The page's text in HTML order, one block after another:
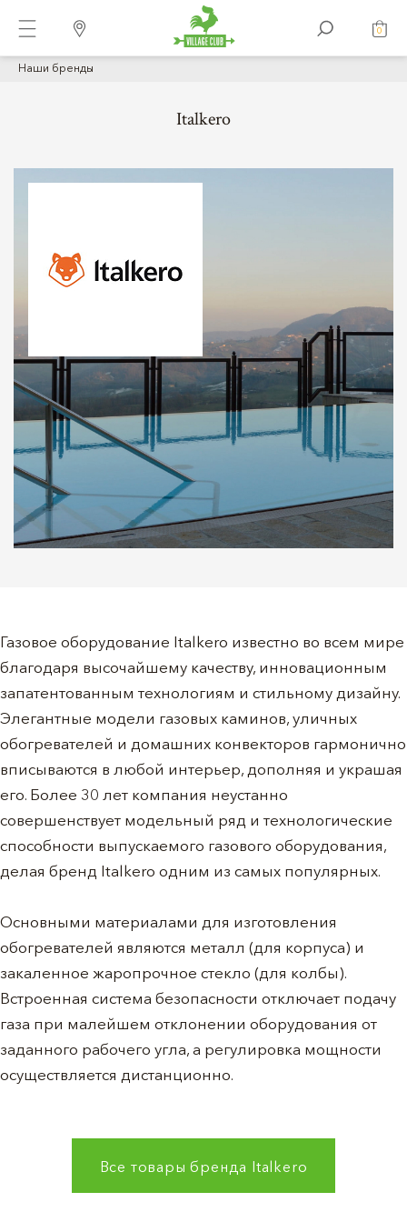
0
Наши бренды
Italkero
Газовое оборудование Italkero известно во всем мире
благодаря высочайшему качеству, инновационным
запатентованным технологиям и стильному дизайну.
Элегантные модели газовых каминов, уличных
обогревателей и домашних конвекторов гармонично
вписываются в любой интерьер, дополняя и украшая
его. Более 30 лет компания неустанно
совершенствует модельный ряд и технологические
способности выпускаемого газового оборудования,
делая бренд Italkero одним из самых популярных.
Основными материалами для изготовления
обогревателей являются металл (для корпуса) и
закаленное жаропрочное стекло (для колбы).
Встроенная система безопасности отключает подачу
газа при малейшем отклонении оборудования от
заданного рабочего угла, а регулировка мощности
осуществляется дистанционно.
Все товары бренда Italkero